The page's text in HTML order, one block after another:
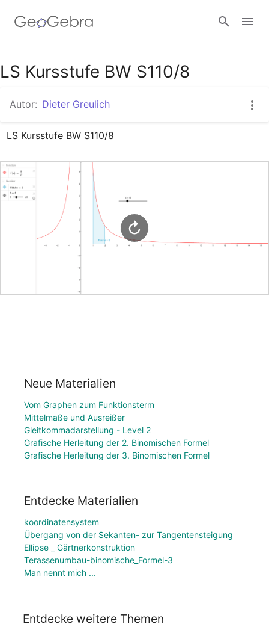
Google Classroom
GeoGebra Classroom
LS Kursstufe BW S110/8
Autor: Dieter Greulich
LS Kursstufe BW S110/8
Neue Materialien
Vom Graphen zum Funktionsterm
Mittelmaße und Ausreißer
Gleitkommadarstellung - Level 2
Grafische Herleitung der 2. Binomischen Formel
Grafische Herleitung der 3. Binomischen Formel
Entdecke Materialien
koordinatensystem
Übergang von der Sekanten- zur Tangentensteigung
Ellipse _ Gärtnerkonstruktion
Terassenumbau-binomische_Formel-3
Man nennt mich ...
Entdecke weitere Themen